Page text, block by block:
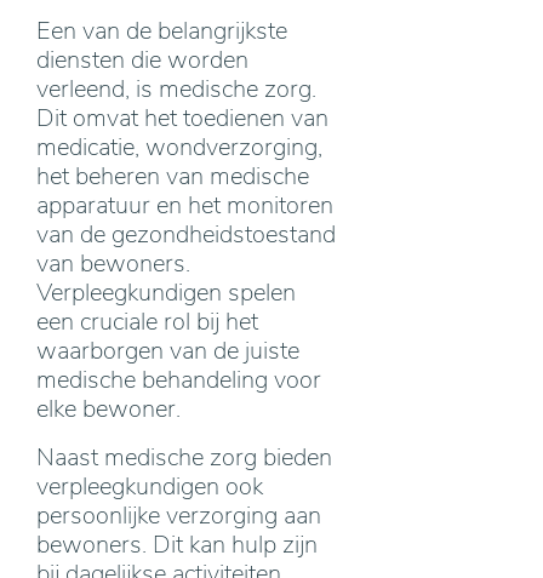
Een van de belangrijkste
diensten die worden
verleend, is medische zorg.
Dit omvat het toedienen van
medicatie, wondverzorging,
het beheren van medische
apparatuur en het monitoren
van de gezondheidstoestand
van bewoners.
Verpleegkundigen spelen
een cruciale rol bij het
waarborgen van de juiste
medische behandeling voor
elke bewoner.
Naast medische zorg bieden
verpleegkundigen ook
persoonlijke verzorging aan
bewoners. Dit kan hulp zijn